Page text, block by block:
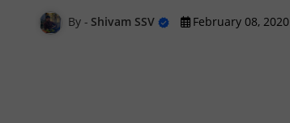
Shivam SSV February 08, 2020